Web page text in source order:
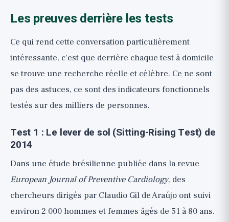
Les preuves derrière les tests
Ce qui rend cette conversation particulièrement
intéressante, c'est que derrière chaque test à domicile
se trouve une recherche réelle et célèbre. Ce ne sont
pas des astuces, ce sont des indicateurs fonctionnels
testés sur des milliers de personnes.
Test 1 : Le lever de sol (Sitting-Rising Test) de
2014
Dans une étude brésilienne publiée dans la revue
European Journal of Preventive Cardiology, des
chercheurs dirigés par Claudio Gil de Araújo ont suivi
environ 2 000 hommes et femmes âgés de 51 à 80 ans.